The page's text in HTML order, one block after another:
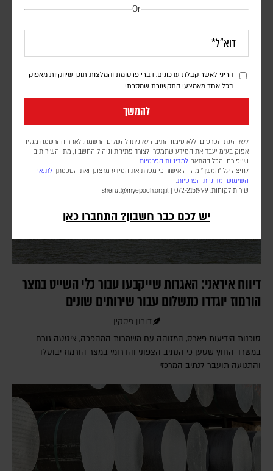
Or
הריני לאשר קבלת עדכונים, דברי פרסומת והמלצות תוכן שיווקיות מאפוק
בכל אחד מאמצעי התקשורת שמסרתי
להמשך
ללא הזנת הפרטים וללא סימון התיבה לא ניתן להשלים הרשמה. לאחר ההרשמה מגזין
אפוק בע״מ יעבד את המידע שתמסרו לצורך פתיחת וניהול החשבון, מתן השירותים
ושיפורם והכל בהתאם למדיניות הפרטיות.
לחיצה על "המשך" מהווה אישור כי מסרת את המידע מרצונך ואת הסכמתך לתנאי
השימוש ומדיניות הפרטיות.
שירות לקוחות: 072-2151999 |
sherut@myepoch.org.il
יש לכם כבר חשבון? התחברו כאן
בעקבות בקשתו של טראמפ – הפרלמנט באוגנדה אישר
הבין-לאומי
מספר החיילים ומועד פריסתם טרם פורסמו. הכוח הבין-לאומי עדיין לא
נפרס ברצועה, וממתין ליישום השלב השני וכניסת המנהלת הפלסטינית
דיווח איראני: האגרות שייקבעו עבור כלי השייט במצר
הורמוז יוגדרו כתשלום עבור שירותים שונים
דורון פסקין
סוכנות הידיעות פארס, המזוהה עם משמרות המהפכה, ציטטה גורם
במשרד החוץ שטען כי הנתיב הצפוני והדרומי במצר הורמוז יבוטלו
והתנועה תועבר לנתיב המרכזי